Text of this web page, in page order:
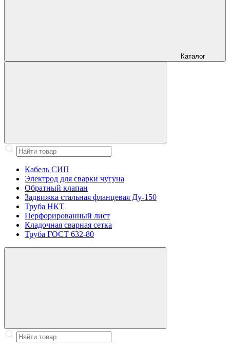
Каталог
Кабель СИП
Электрод для сварки чугуна
Обратный клапан
Задвижка стальная фланцевая Ду-150
Труба НКТ
Перфорированный лист
Кладочная сварная сетка
Труба ГОСТ 632-80